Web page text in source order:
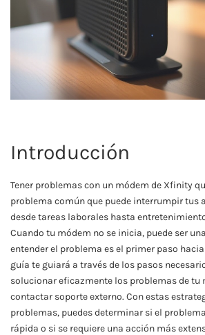
Introducción
Tener problemas con un módem de Xfinity
problema común que puede interrumpir tus
desde tareas laborales hasta
Cuando tu módem no se inicia, puede ser
entender el problema es el primer paso
guía te guiará a través de los pasos
solucionar eficazmente los problemas de tu
contactar soporte externo. Con estas
problemas, puedes determinar si el
rápida o si se requiere una acción más